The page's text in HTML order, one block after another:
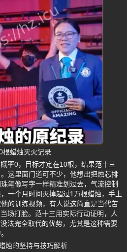
根蜡烛灭火记录
率0，目标才定在10根，结果范十三
这里面门道可不少，他想出把烛芯排
笔像写字一样精准划过去，气流控制
一个月时间灭掉超过1万根蜡烛，手上
的训练视频，有人说这简直是当代苦
场打脸。范十三用实际行动证明，人
法完全取代的优势，尤其是这种需要
烛的坚持与技巧解析